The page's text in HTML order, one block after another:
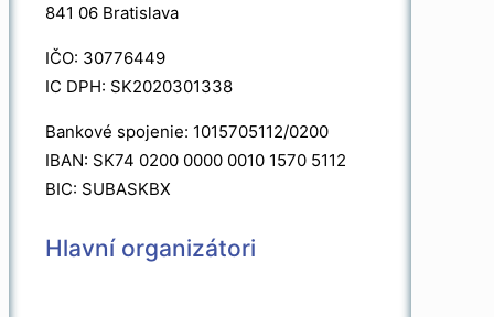
841 06 Bratislava
IČO: 30776449
IC DPH: SK2020301338
Bankové spojenie: 1015705112/0200
IBAN: SK74 0200 0000 0010 1570 5112
BIC: SUBASKBX
Hlavní organizátori